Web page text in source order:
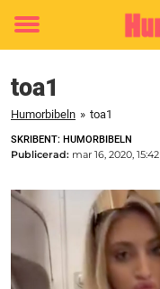
Toggle
toa1
Humorbibeln » toa1
SKRIBENT: HUMORBIBELN
Publicerad: mar 16, 2020, 15:42